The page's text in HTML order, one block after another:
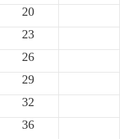
20
23
26
29
32
36